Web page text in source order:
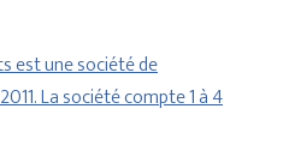
est une société de
La société compte 1 à 4